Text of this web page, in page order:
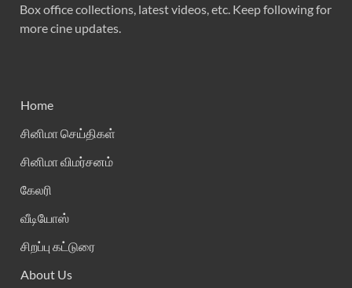
Box office collections, latest videos, etc. Keep following for
more cine updates.
Home
சினிமா செய்திகள்
சினிமா விமர்சனம்
கேலரி
வீடியோஸ்
சிறப்பு கட்டுரை
About Us